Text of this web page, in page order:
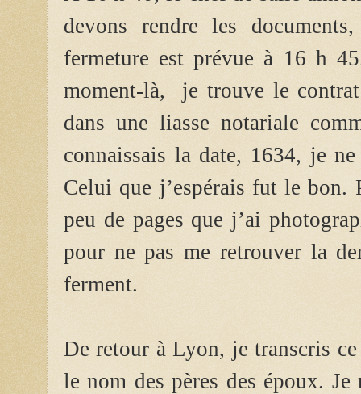
devons rendre les
fermeture est prévue à 16 h
moment-là, je trouve le
dans une liasse notariale
connaissais la date, 1634, je
Celui que j’espérais fut le bon.
peu de pages que j’ai
pour ne pas me retrouver la
ferment.
De retour à Lyon, je transcris
le nom des pères des époux.